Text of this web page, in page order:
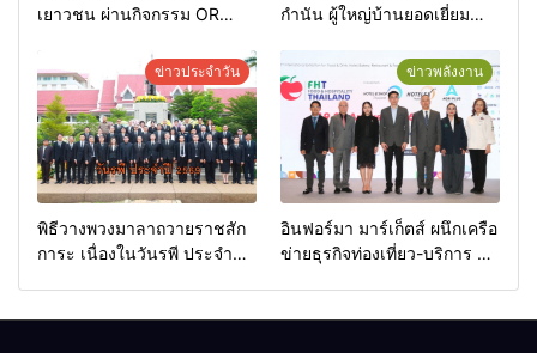
เยาวชน ผ่านกิจกรรม OR
กำนัน ผู้ใหญ่บ้านยอดเยี่ยม
เกียรติยศแห่งการเสียสละ”
ข่าวประจำวัน
พิธีวางพวงมาลาถวายราชสัก
การะ เนื่องในวันรพี ประจำปี
ข่าวพลังงาน
อินฟอร์มา มาร์เก็ตส์ ผนึกเครือ
ข่ายธุรกิจท่องเที่ยว-บริการ จัด